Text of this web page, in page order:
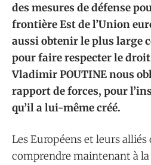
des mesures de défense
frontière Est de l’Union
aussi obtenir le plus large
pour faire respecter le
Vladimir POUTINE nous
rapport de forces, pour
qu’il a lui-même créé.
Les Européens et leurs
comprendre maintenant à la